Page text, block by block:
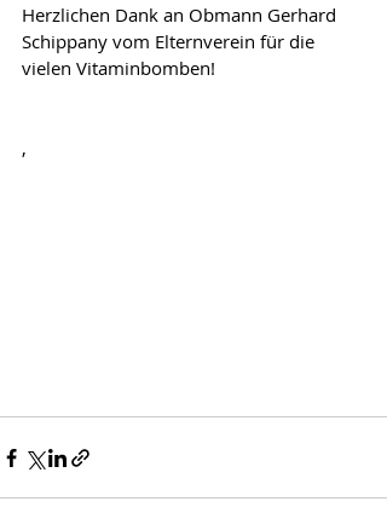
Herzlichen Dank an Obmann Gerhard
Schippany vom Elternverein für die
vielen Vitaminbomben!
,